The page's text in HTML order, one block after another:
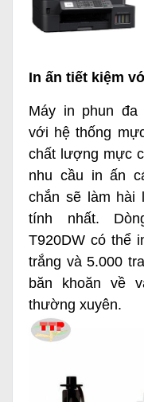
In ấn tiết kiệm
Máy in phun đa
với hệ thống
chất lượng mực
nhu cầu in ấn
chắn sẽ làm hài
tính nhất.
T920DW có thể
trắng và 5.000
băn khoăn về
thường xuyên.